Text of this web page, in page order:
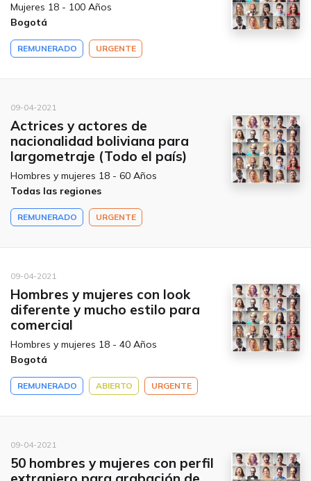
Mujeres 18 - 100 Años
Bogotá
REMUNERADO URGENTE
09-04-2021
Actrices y actores de
nacionalidad boliviana para
largometraje (Todo el país)
Hombres y mujeres 18 - 60 Años
Todas las regiones
REMUNERADO URGENTE
09-04-2021
Hombres y mujeres con look
diferente y mucho estilo para
comercial
Hombres y mujeres 18 - 40 Años
Bogotá
REMUNERADO ABIERTO URGENTE
09-04-2021
50 hombres y mujeres con perfil